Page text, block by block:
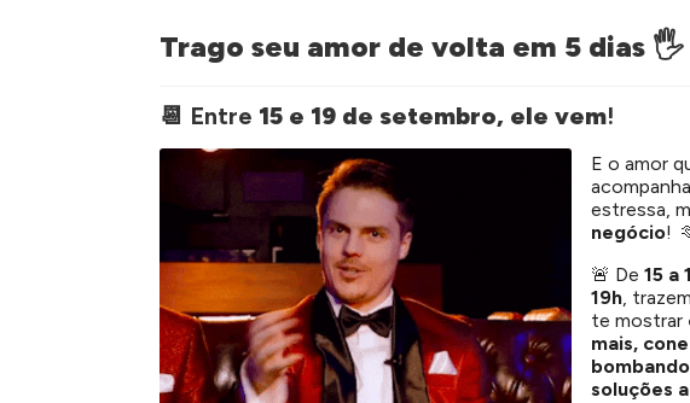
Trago seu amor de volta em 5 dias 🖐️
📆 Entre 15 e 19 de setembro, ele vem!
E o amor
estressa,
negócio!
🚨 De 15 a
19h,
te mostrar
mais,
soluções